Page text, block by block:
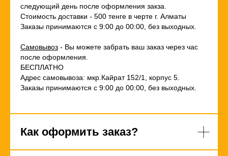
следующий день после оформления закза.
Стоимость доставки - 500 тенге в черте г. Алматы
Заказы принимаются с 9:00 до 00:00, без выходных.
Самовывоз - Вы можете забрать ваш заказ через час
после оформления.
БЕСПЛАТНО
Адрес самовывоза: мкр.Кайрат 152/1, корпус 5.
Заказы принимаются с 9:00 до 00:00, без выходных.
Как оформить заказ?